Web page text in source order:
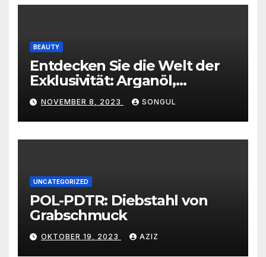
BEAUTY
Entdecken Sie die Welt der
Exklusivität: Arganöl,
Kaktusfeigenkernöl und
Schwarzkümmelöl von
vertrauenswürdigen
Großhändlern und Anbietern
NOVEMBER 8, 2023 SONGUL
UNCATEGORIZED
POL-PDTR: Diebstahl von
Grabschmuck
OKTOBER 19, 2023 AZIZ